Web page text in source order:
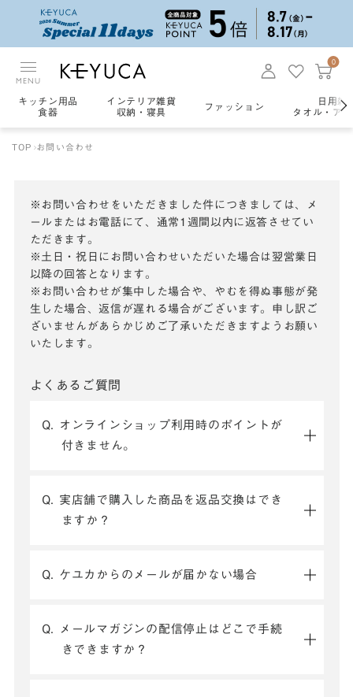
MENU
0
キッチン用品
食器
インテリア雑貨
収納・寝具
ファッション
日用雑
タオル・ア
TOP お問い合わせ
※お問い合わせをいただきました件につきましては、メ
ールまたはお電話にて、通常1週間以内に返答させてい
ただきます。
※土日・祝日にお問い合わせいただいた場合は翌営業日
以降の回答となります。
※お問い合わせが集中した場合や、やむを得ぬ事態が発
生した場合、返信が遅れる場合がございます。申し訳ご
ざいませんがあらかじめご了承いただきますようお願い
いたします。
よくあるご質問
Q. オンラインショップ利用時のポイントが
付きません。
Q. 実店舗で購入した商品を返品交換はでき
ますか？
Q. ケユカからのメールが届かない場合
Q. メールマガジンの配信停止はどこで手続
きできますか？